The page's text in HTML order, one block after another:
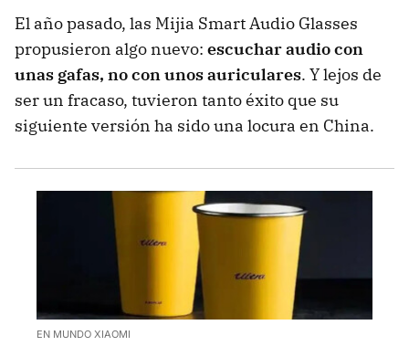
El año pasado, las Mijia Smart Audio Glasses
propusieron algo nuevo: escuchar audio con
unas gafas, no con unos auriculares. Y lejos de
ser un fracaso, tuvieron tanto éxito que su
siguiente versión ha sido una locura en China.
EN MUNDO XIAOMI